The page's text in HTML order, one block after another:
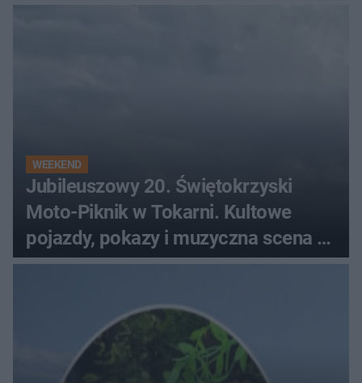
WEEKEND
Jubileuszowy 20. Świętokrzyski
Moto-Piknik w Tokarni. Kultowe
pojazdy, pokazy i muzyczna scena w
Muzeum Wsi Kieleckiej